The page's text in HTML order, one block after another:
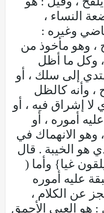
النساء ،
وغيره :
، وهو مأخوذ من
، وكل ما أظل
إلى سلك ، أو
، وأنه كالظل
لا إشراق فيه ، أو
أموره ، أو
وهو الانهماك في
هو الخيبة . قال
غيا} وأما (
عليه أموره
عن الكلام ،
هو العيي الأحمق